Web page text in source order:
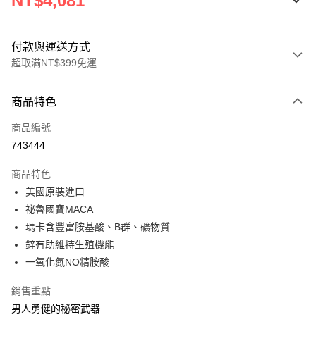
付款與運送方式
超取滿NT$399免運
信用卡一次付款
信用卡分期付款
合作金庫商業銀行
華南商業銀行
上海商業儲蓄銀行
國泰世華商業銀行
臺灣中小企業銀行
匯豐（台灣）商業銀行
聯邦商業銀行
元大商業銀行
台新國際商業銀行
超商取貨付款
LINE Pay
Apple Pay
街口支付
ATM付款
商品特色
商品編號
743444
商品特色
美國原裝進口
祕魯國寶MACA
瑪卡含豐富胺基酸、B群、礦物質
鋅有助維持生殖機能
一氧化氮NO精胺酸
銷售重點
男人勇健的秘密武器